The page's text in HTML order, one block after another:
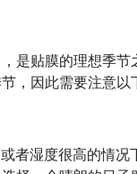
是贴膜的理想季节
，因此需要注意以
者湿度很高的情